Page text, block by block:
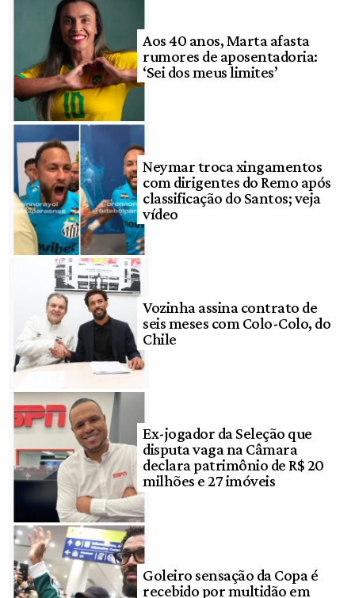
Aos 40 anos, Marta afasta
rumores de aposentadoria:
‘Sei dos meus limites’
Neymar troca xingamentos
com dirigentes do Remo após
classificação do Santos; veja
vídeo
Vozinha assina contrato de
seis meses com Colo-Colo, do
Chile
Ex-jogador da Seleção que
disputa vaga na Câmara
declara patrimônio de R$ 20
milhões e 27 imóveis
Goleiro sensação da Copa é
recebido por multidão em